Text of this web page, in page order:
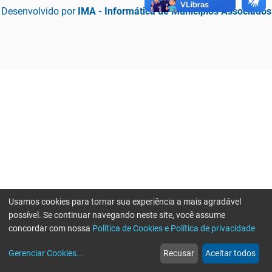
Desenvolvido por IMA - Informática de Municípios Associados
web
Notícias
more_horiz
Mais
Usamos cookies para tornar sua experiência a mais agradável
possível. Se continuar navegando neste site, você assume
concordar com nossa Política de Cookies e Política de privacidade
Gerenciar Cookies... Recusar Aceitar todos
Erro ao enviar informações, por favor tente novamente